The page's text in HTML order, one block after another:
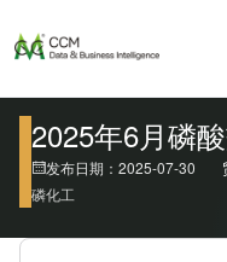
2025年6月磷
发布日期：2025-07-30
磷化工